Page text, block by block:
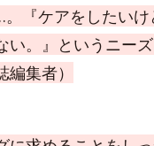
『ケアをしたい
い。』というニー
集者）